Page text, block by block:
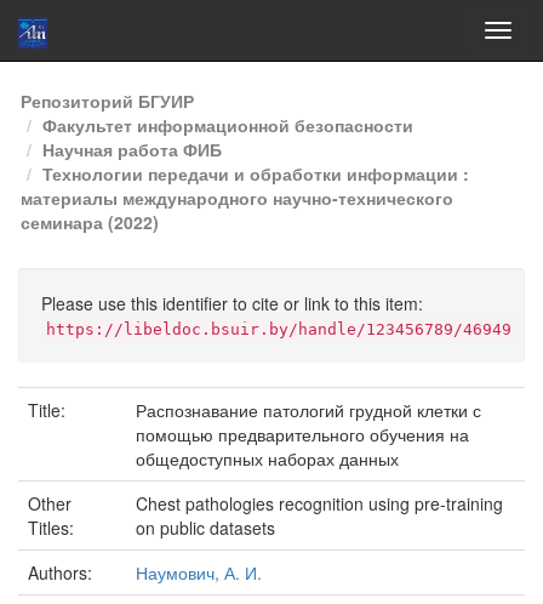
Skip
navigation
Репозиторий БГУИР
Факультет информационной безопасности
Научная работа ФИБ
Технологии передачи и обработки информации :
материалы международного научно-технического
семинара (2022)
Please use this identifier to cite or link to this item:
https://libeldoc.bsuir.by/handle/123456789/46949
Title:
Распознавание патологий грудной клетки с
помощью предварительного обучения на
общедоступных наборах данных
Other
Titles:
Chest pathologies recognition using pre-training
on public datasets
Authors:
Наумович, А. И.